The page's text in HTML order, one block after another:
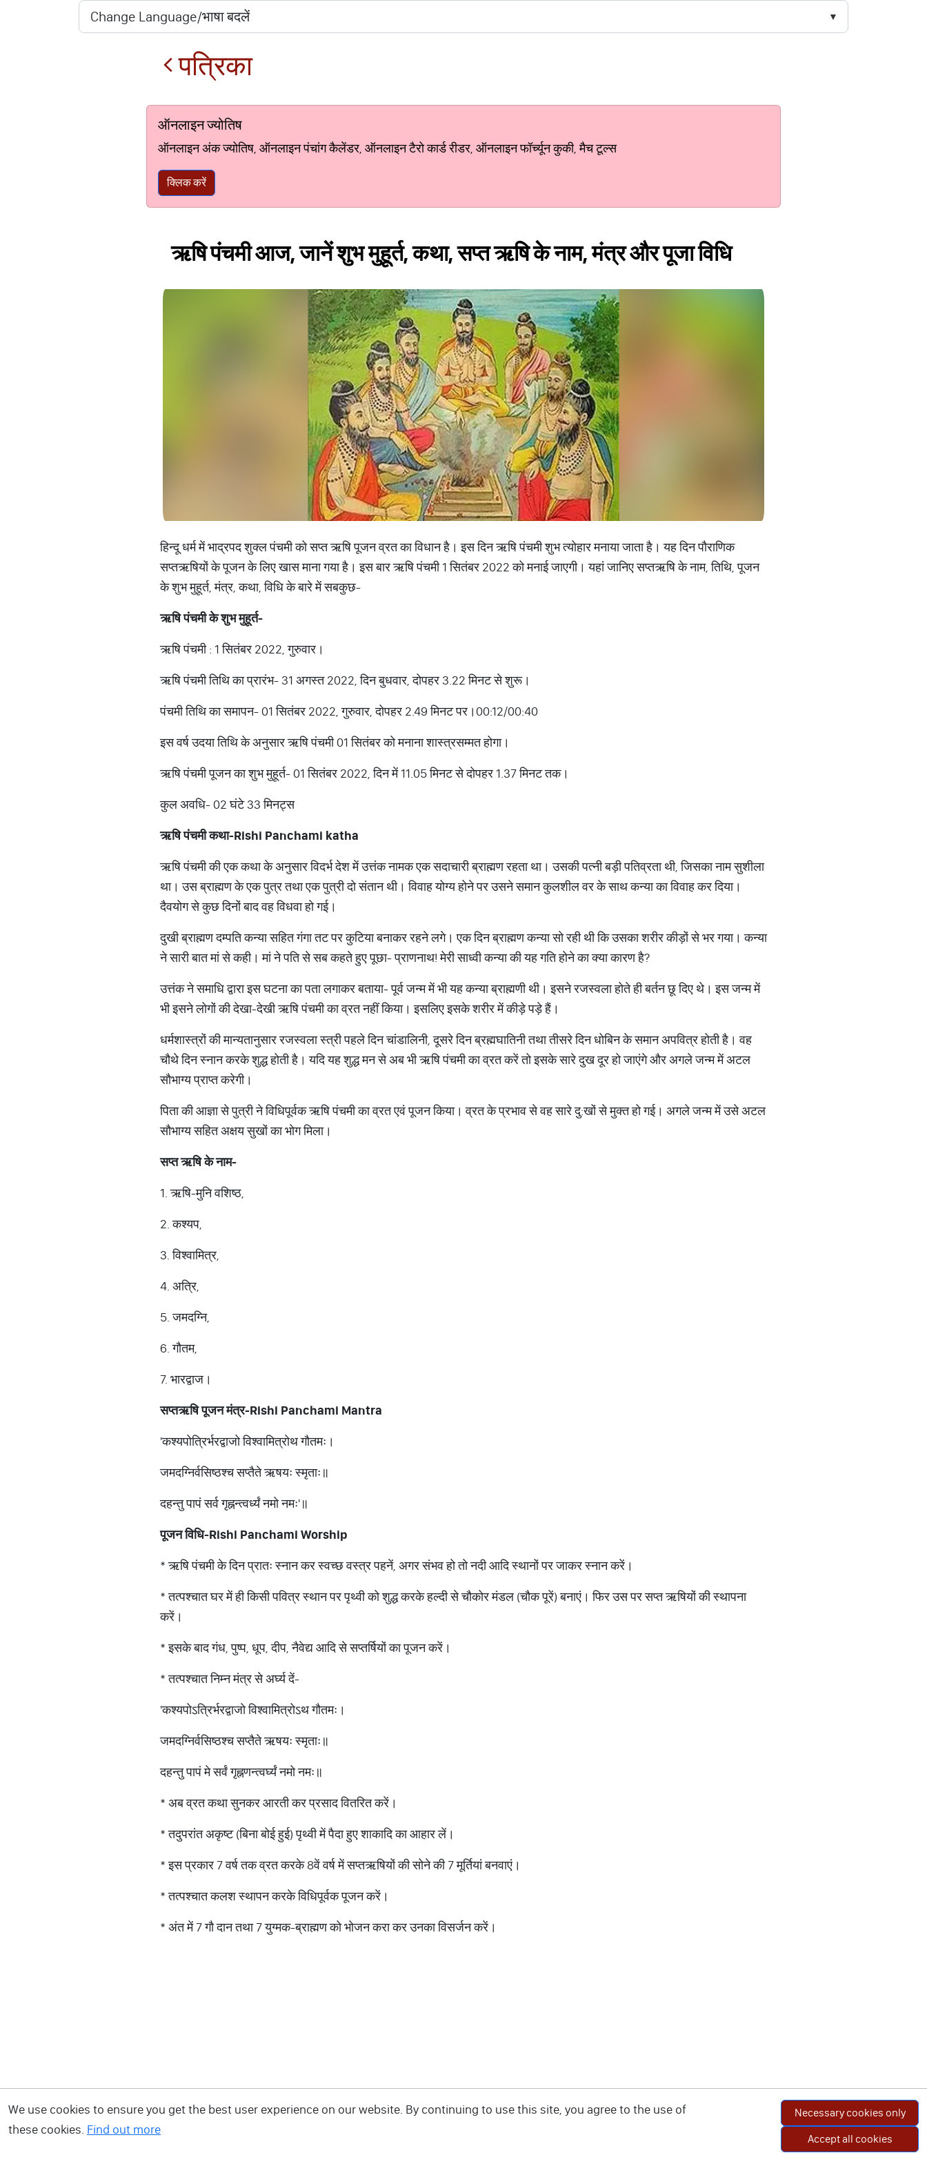
पत्रिका
ऑनलाइन ज्योतिष
ऑनलाइन अंक ज्योतिष, ऑनलाइन पंचांग कैलेंडर, ऑनलाइन टैरो कार्ड रीडर, ऑनलाइन फॉर्च्यून कुकी, मैच टूल्स
क्लिक करें
ऋषि पंचमी आज, जानें शुभ मुहूर्त, कथा, सप्त ऋषि के नाम, मंत्र और पूजा विधि
हिन्दू धर्म में भाद्रपद शुक्ल पंचमी को सप्त ऋषि पूजन व्रत का विधान है। इस दिन ऋषि पंचमी शुभ त्योहार मनाया जाता है। यह दिन पौरा‍णिक
सप्तऋषियों के पूजन के लिए खास माना गया है। इस बार ऋषि पंचमी 1 सितंबर 2022 को मनाई जाएगी। यहां जानिए सप्तऋषि के नाम, तिथि, पूजन
के शुभ मुहूर्त, मंत्र, कथा, विधि के बारे में सबकुछ-
ऋषि पंचमी के शुभ मुहूर्त-
ऋषि पंचमी : 1 सितंबर 2022, गुरुवार।
ऋषि पंचमी तिथि का प्रारंभ- 31 अगस्त 2022, दिन बुधवार, दोपहर 3.22 मिनट से शुरू।
पंचमी तिथि का समापन- 01 सितंबर 2022, गुरुवार, दोपहर 2.49 मिनट पर।00:12/00:40
इस वर्ष उदया तिथि के अनुसार ऋषि पंचमी 01 सितंबर को मनाना शास्त्रसम्मत होगा।
ऋषि पंचमी पूजन का शुभ मुहूर्त- 01 सितंबर 2022, दिन में 11.05 मिनट से दोपहर 1.37 मिनट तक।
कुल अवधि- 02 घंटे 33 मिनट्स
ऋषि पंचमी कथा-Rishi Panchami katha
ऋषि पंचमी की एक कथा के अनुसार विदर्भ देश में उत्तंक नामक एक सदाचारी ब्राह्मण रहता था। उसकी पत्नी बड़ी पतिव्रता थी, जिसका नाम सुशीला
था। उस ब्राह्मण के एक पुत्र तथा एक पुत्री दो संतान थी। विवाह योग्य होने पर उसने समान कुलशील वर के साथ कन्या का विवाह कर दिया।
दैवयोग से कुछ दिनों बाद वह विधवा हो गई।
दुखी ब्राह्मण दम्पति कन्या सहित गंगा तट पर कुटिया बनाकर रहने लगे। एक दिन ब्राह्मण कन्या सो रही थी कि उसका शरीर कीड़ों से भर गया। कन्या
ने सारी बात मां से कही। मां ने पति से सब कहते हुए पूछा- प्राणनाथ! मेरी साध्वी कन्या की यह गति होने का क्या कारण है?
उत्तंक ने समाधि द्वारा इस घटना का पता लगाकर बताया- पूर्व जन्म में भी यह कन्या ब्राह्मणी थी। इसने रजस्वला होते ही बर्तन छू दिए थे। इस जन्म में
भी इसने लोगों की देखा-देखी ऋषि पंचमी का व्रत नहीं किया। इसलिए इसके शरीर में कीड़े पड़े हैं।
धर्मशास्त्रों की मान्यतानुसार रजस्वला स्त्री पहले दिन चांडालिनी, दूसरे दिन ब्रह्मघातिनी तथा तीसरे दिन धोबिन के समान अपवित्र होती है। वह
चौथे दिन स्नान करके शुद्ध होती है। यदि यह शुद्ध मन से अब भी ऋषि पंचमी का व्रत करें तो इसके सारे दुख दूर हो जाएंगे और अगले जन्म में अटल
सौभाग्य प्राप्त करेगी।
पिता की आज्ञा से पुत्री ने विधिपूर्वक ऋषि पंचमी का व्रत एवं पूजन किया। व्रत के प्रभाव से वह सारे दु:खों से मुक्त हो गई। अगले जन्म में उसे अटल
सौभाग्य सहित अक्षय सुखों का भोग मिला।
सप्त ऋषि के नाम-
1. ऋषि-मुनि वशिष्ठ,
2. कश्यप,
3. विश्वामित्र,
4. अत्रि,
5. जमदग्नि,
6. गौतम,
7. भारद्वाज।
सप्तऋषि पूजन मंत्र-Rishi Panchami Mantra
'कश्यपोत्रिर्भरद्वाजो विश्वामित्रोथ गौतमः।
जमदग्निर्वसिष्ठश्च सप्तैते ऋषयः स्मृताः॥
दहन्तु पापं सर्व गृह्नन्त्वर्ध्यं नमो नमः'॥
पूजन विधि-Rishi Panchami Worship
* ऋषि पंचमी के दिन प्रातः स्नान कर स्वच्छ वस्त्र पहनें, अगर संभव हो तो नदी आदि स्थानों पर जाकर स्नान करें।
* तत्पश्चात घर में ही किसी पवित्र स्थान पर पृथ्वी को शुद्ध करके हल्दी से चौकोर मंडल (चौक पूरें) बनाएं। फिर उस पर सप्त ऋषियों की स्थापना
करें।
* इसके बाद गंध, पुष्प, धूप, दीप, नैवेद्य आदि से सप्तर्षियों का पूजन करें।
* तत्पश्चात निम्न मंत्र से अर्घ्य दें-
'कश्यपोऽत्रिर्भरद्वाजो विश्वामित्रोऽथ गौतमः।
जमदग्निर्वसिष्ठश्च सप्तैते ऋषयः स्मृताः॥
दहन्तु पापं मे सर्वं गृह्नणन्त्वर्घ्यं नमो नमः॥
* अब व्रत कथा सुनकर आरती कर प्रसाद वितरित करें।
* तदुपरांत अकृष्ट (बिना बोई हुई) पृथ्वी में पैदा हुए शाकादि का आहार लें।
* इस प्रकार 7 वर्ष तक व्रत करके 8वें वर्ष में सप्तऋषियों की सोने की 7 मूर्तियां बनवाएं।
* तत्पश्चात कलश स्थापन करके विधिपूर्वक पूजन करें।
* अंत में 7 गौ दान तथा 7 युग्मक-ब्राह्मण को भोजन करा कर उनका विसर्जन करें।
We use cookies to ensure you get the best user experience on our website. By continuing to use this site, you agree to the use of
these cookies. Find out more
Necessary cookies only
Accept all cookies